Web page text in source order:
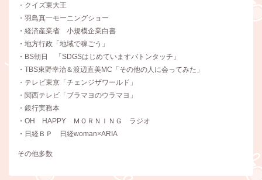
・クイズ東大王
・羽鳥真一モーニングショー
・経済産業省 小規模企業白書
・地方行政「地域で稼ごう」
・BS朝日 「SDGSはじめていますバトンタッチ」
・TBS東野幸治＆渡辺直美MC「その他の人に会ってみた」
・テレビ東京「チェンジザワールド」
・関西テレビ「ブラマヨのウラマヨ」
・銀行実務本
・OH HAPPY ＭＯＲＮＩＮＧ ラジオ
・日経ＢＰ 日経woman×ARIA
その他多数